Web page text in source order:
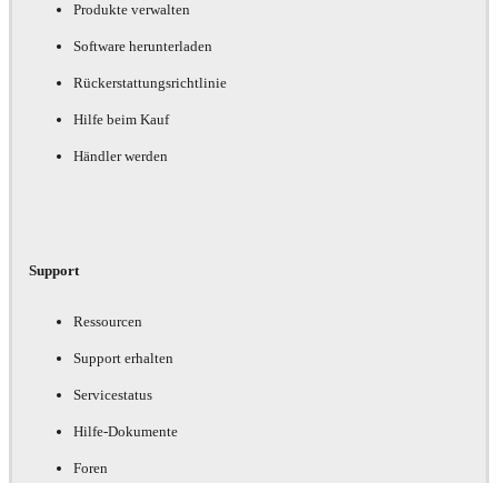
Produkte verwalten
Software herunterladen
Rückerstattungsrichtlinie
Hilfe beim Kauf
Händler werden
Support
Ressourcen
Support erhalten
Servicestatus
Hilfe-Dokumente
Foren